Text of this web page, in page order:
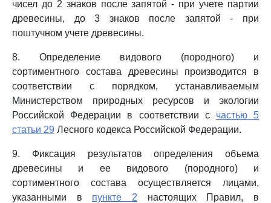
чисел до 2 знаков после запятой - при учете партии
древесины, до 3 знаков после запятой - при
поштучном учете древесины.
8. Определение видового (породного) и
сортиментного состава древесины производится в
соответствии с порядком, устанавливаемым
Министерством природных ресурсов и экологии
Российской Федерации в соответствии с частью 5
статьи 29 Лесного кодекса Российской Федерации.
9. Фиксация результатов определения объема
древесины и ее видового (породного) и
сортиментного состава осуществляется лицами,
указанными в пункте 2 настоящих Правил, в